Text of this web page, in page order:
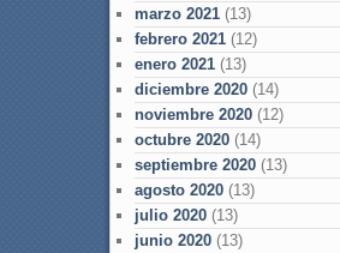
marzo 2021(13)
febrero 2021(12)
enero 2021(13)
diciembre 2020(14)
noviembre 2020(12)
octubre 2020(14)
septiembre 2020(13)
agosto 2020(13)
julio 2020(13)
junio 2020(13)